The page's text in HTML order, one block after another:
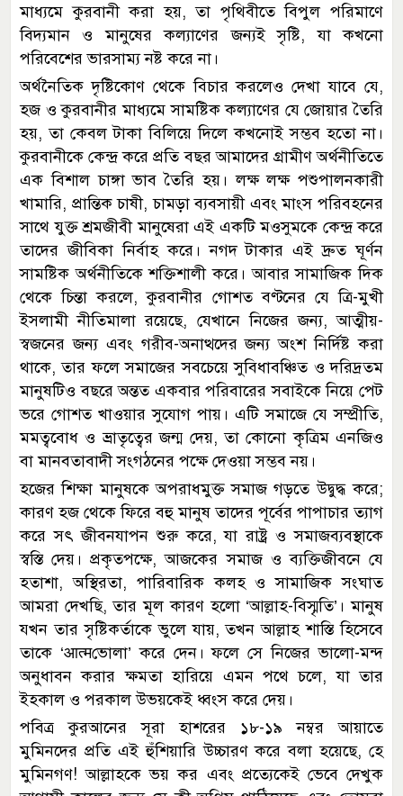
মাধ্যমে কুরবানী করা হয়, তা পৃথিবীতে বিপুল পরিমাণে
বিদ্যমান ও মানুষের কল্যাণের জন্যই সৃষ্টি, যা কখনো
পরিবেশের ভারসাম্য নষ্ট করে না।
অর্থনৈতিক দৃষ্টিকোণ থেকে বিচার করলেও দেখা যাবে যে,
হজ ও কুরবানীর মাধ্যমে সামষ্টিক কল্যাণের যে জোয়ার তৈরি
হয়, তা কেবল টাকা বিলিয়ে দিলে কখনোই সম্ভব হতো না।
কুরবানীকে কেন্দ্র করে প্রতি বছর আমাদের গ্রামীণ অর্থনীতিতে
এক বিশাল চাঙ্গা ভাব তৈরি হয়। লক্ষ লক্ষ পশুপালনকারী
খামারি, প্রান্তিক চাষী, চামড়া ব্যবসায়ী এবং মাংস পরিবহনের
সাথে যুক্ত শ্রমজীবী মানুষেরা এই একটি মওসুমকে কেন্দ্র করে
তাদের জীবিকা নির্বাহ করে। নগদ টাকার এই দ্রুত ঘূর্ণন
সামষ্টিক অর্থনীতিকে শক্তিশালী করে। আবার সামাজিক দিক
থেকে চিন্তা করলে, কুরবানীর গোশত বণ্টনের যে ত্রি-মুখী
ইসলামী নীতিমালা রয়েছে, যেখানে নিজের জন্য, আত্মীয়-
স্বজনের জন্য এবং গরীব-অনাত্থদের জন্য অংশ নির্দিষ্ট করা
থাকে, তার ফলে সমাজের সবচেয়ে সুবিধাবঞ্চিত ও দরিদ্রতম
মানুষটিও বছরে অন্তত একবার পরিবারের সবাইকে নিয়ে পেট
ভরে গোশত খাওয়ার সুযোগ পায়। এটি সমাজে যে সম্প্রীতি,
মমত্ববোধ ও ভ্রাতৃত্বের জন্ম দেয়, তা কোনো কৃত্রিম এনজিও
বা মানবতাবাদী সংগঠনের পক্ষে দেওয়া সম্ভব নয়।
হজের শিক্ষা মানুষকে অপরাধমুক্ত সমাজ গড়তে উদ্বুদ্ধ করে;
কারণ হজ থেকে ফিরে বহু মানুষ তাদের পূর্বের পাপাচার ত্যাগ
করে সৎ জীবনযাপন শুরু করে, যা রাষ্ট্র ও সমাজব্যবস্থাকে
স্বস্তি দেয়। প্রকৃতপক্ষে, আজকের সমাজ ও ব্যক্তিজীবনে যে
হতাশা, অস্থিরতা, পারিবারিক কলহ ও সামাজিক সংঘাত
আমরা দেখছি, তার মূল কারণ হলো ‘আল্লাহ-বিস্মৃতি’। মানুষ
যখন তার সৃষ্টিকর্তাকে ভুলে যায়, তখন আল্লাহ শাস্তি হিসেবে
তাকে ‘आत्मভোলা’ করে দেন। ফলে সে নিজের ভালো-মন্দ
অনুধাবন করার ক্ষমতা হারিয়ে এমন পথে চলে, যা তার
ইহকাল ও পরকাল উভয়কেই ধ্বংস করে দেয়।
পবিত্র কুরআনের সূরা হাশরের ১৮-১৯ নম্বর আয়াতে
মুমিনদের প্রতি এই হুঁশিয়ারি উচ্চারণ করে বলা হয়েছে, হে
মুমিনগণ! আল্লাহকে ভয় কর এবং প্রত্যেকেই ভেবে দেখুক